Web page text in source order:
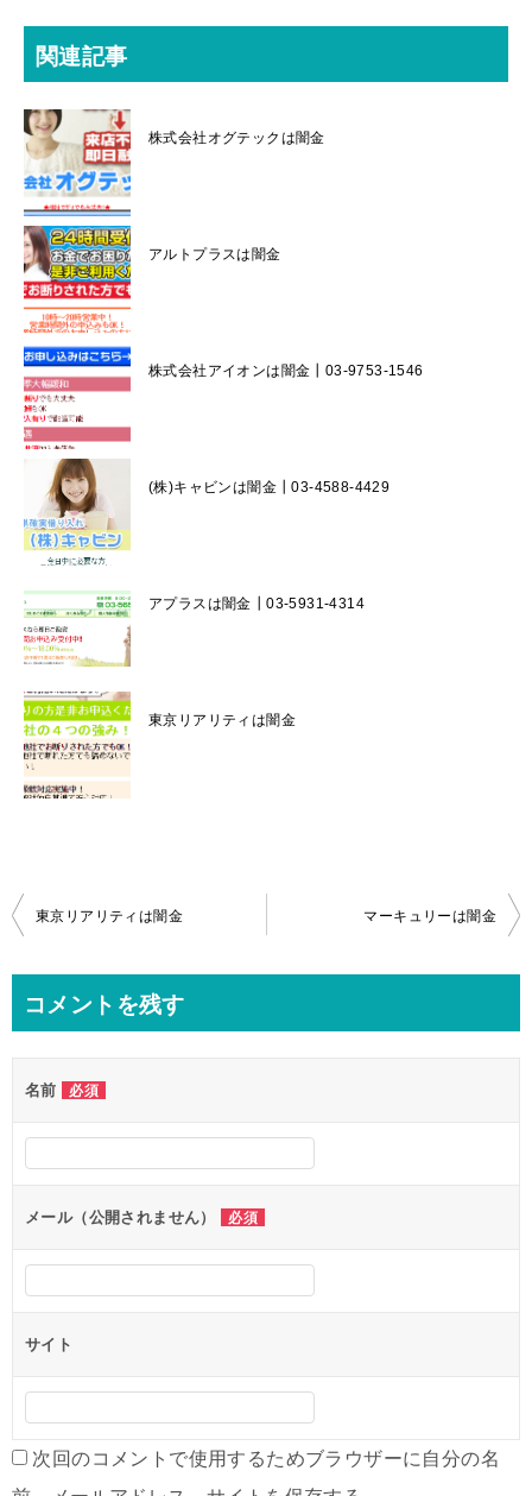
関連記事
株式会社オグテックは闇金
アルトプラスは闇金
株式会社アイオンは闇金┃03-9753-1546
(株)キャビンは闇金┃03-4588-4429
アプラスは闇金┃03-5931-4314
東京リアリティは闇金
投
ビ
ー
シ
ョ
ン
東京リアリティは闇金 マーキュリーは闇金
コメントを残す
名前 必須
メール（公開されません） 必須
サイト
次回のコメントで使用するためブラウザーに自分の名